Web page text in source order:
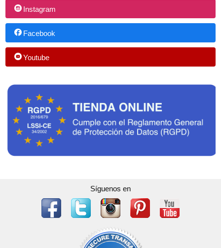
Instagram
Facebook
Youtube
Síguenos en